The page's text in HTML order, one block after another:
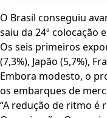
O Brasil conseguiu
saiu da 24ª colocação
Os seis primeiros
(7,3%), Japão (5,7%),
Embora modesto, o
os embarques de
“A redução de ritmo é